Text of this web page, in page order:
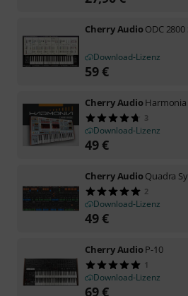
Cherry AudioODC
Download-Lizenz
59€
Cherry AudioHarmonia
3
Download-Lizenz
49€
Cherry AudioQuadra
2
Download-Lizenz
49€
Cherry AudioP-10
1
Download-Lizenz
69€